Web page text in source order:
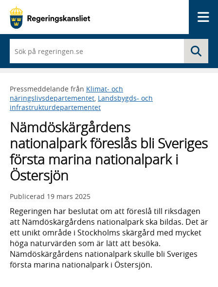
du
börjar
skriva
framträder
en
lista
sökförslag
Pressmeddelande från Klimat- och
näringslivsdepartementet, Landsbygds- och
infrastrukturdepartementet
Nämdöskärgårdens
nationalpark föreslås bli Sveriges
första marina nationalpark i
Östersjön
Publicerad 19 mars 2025
Regeringen har beslutat om att föreslå till riksdagen
att Nämdöskärgårdens nationalpark ska bildas. Det är
ett unikt område i Stockholms skärgård med mycket
höga naturvärden som är lätt att besöka.
Nämdöskärgårdens nationalpark skulle bli Sveriges
första marina nationalpark i Östersjön.